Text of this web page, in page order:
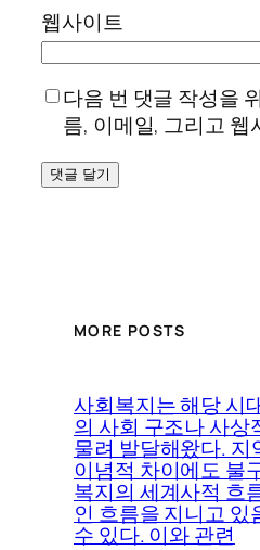
웹사이트
다음 번 댓글 작성을
름, 이메일, 그리고
MORE POSTS
사회복지는 해당 시
의 사회 구조나 사상
물려 발달해왔다. 지
이념적 차이에도 불
복지의 세계사적 흐
인 흐름을 지니고 있
수 있다. 이와 관련